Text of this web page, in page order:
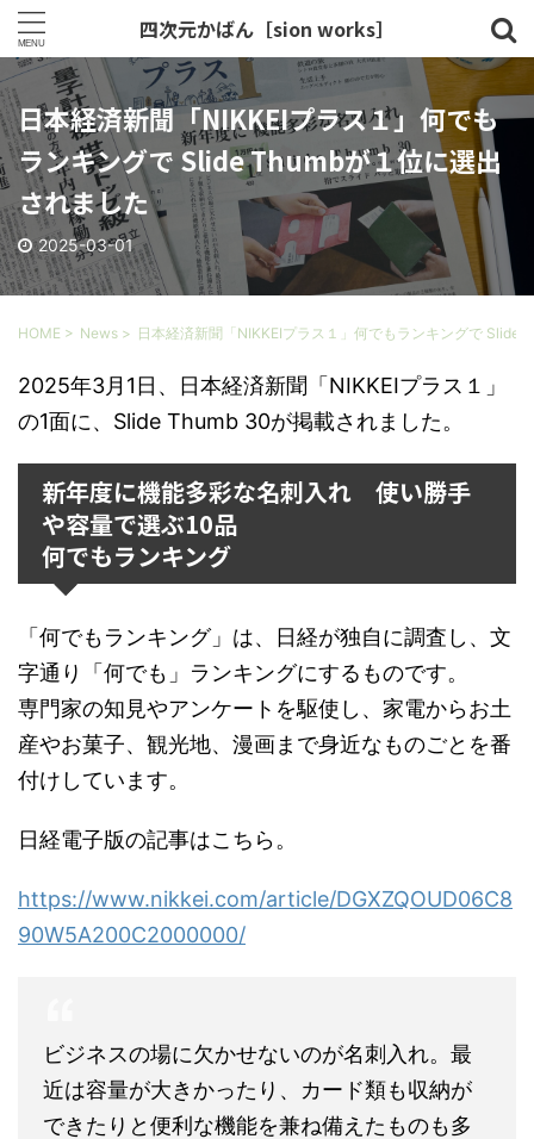
四次元かばん［sion works］
日本経済新聞「NIKKEIプラス１」何でも
ランキングで Slide Thumbが１位に選出
されました
2025-03-01
HOME > News > 日本経済新聞「NIKKEIプラス１」何でもランキングで Slide
2025年3月1日、日本経済新聞「NIKKEIプラス１」
の1面に、Slide Thumb 30が掲載されました。
新年度に機能多彩な名刺入れ 使い勝手
や容量で選ぶ10品
何でもランキング
「何でもランキング」は、日経が独自に調査し、文
字通り「何でも」ランキングにするものです。
専門家の知見やアンケートを駆使し、家電からお土
産やお菓子、観光地、漫画まで身近なものごとを番
付けしています。
日経電子版の記事はこちら。
https://www.nikkei.com/article/DGXZQOUD06C8
90W5A200C2000000/
ビジネスの場に欠かせないのが名刺入れ。最
近は容量が大きかったり、カード類も収納が
できたりと便利な機能を兼ね備えたものも多